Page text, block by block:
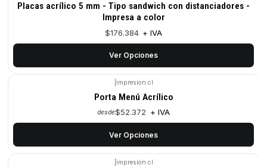
Placas acrílico 5 mm - Tipo sandwich con distanciadores -
Impresa a color
$176.384 + IVA
Ver Opciones
impresion.cl
Porta Menú Acrílico
desde$52.372 + IVA
Ver Opciones
impresion.cl